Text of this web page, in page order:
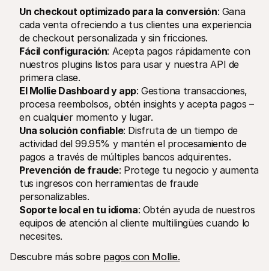
Un checkout optimizado para la conversión: Gana
cada venta ofreciendo a tus clientes una experiencia
de checkout personalizada y sin fricciones.
Fácil configuración: Acepta pagos rápidamente con
nuestros plugins listos para usar y nuestra API de
primera clase.
El Mollie Dashboard y app: Gestiona transacciones,
procesa reembolsos, obtén insights y acepta pagos –
en cualquier momento y lugar.
Una solución confiable: Disfruta de un tiempo de
actividad del 99.95% y mantén el procesamiento de
pagos a través de múltiples bancos adquirentes.
Prevención de fraude: Protege tu negocio y aumenta
tus ingresos con herramientas de fraude
personalizables.
Soporte local en tu idioma: Obtén ayuda de nuestros
equipos de atención al cliente multilingües cuando lo
necesites.
Descubre más sobre pagos con Mollie.